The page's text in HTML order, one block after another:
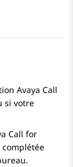
Avaya Call
si votre
Call for